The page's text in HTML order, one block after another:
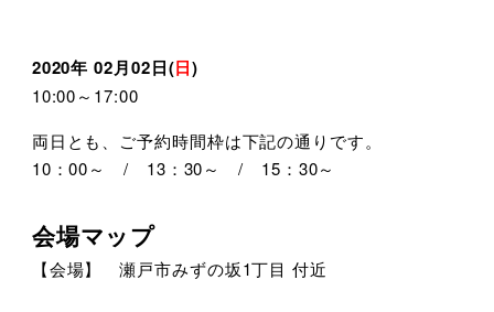
2020年 02月02日(日)
10:00～17:00
両日とも、ご予約時間枠は下記の通りです。
10：00～ / 13：30～ / 15：30～
会場マップ
【会場】 瀬戸市みずの坂1丁目 付近